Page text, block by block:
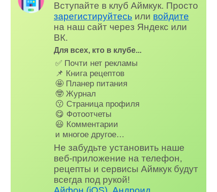
Вступайте в клуб Аймкук. Просто
зарегистируйтесь или войдите
на наш сайт через Яндекс или
ВК.
Для всех, кто в клубе...
✅ Почти нет рекламы
📌 Книга рецептов
🤩 Планер питания
🤓 Журнал
😗 Страница профиля
😋 Фотоотчеты
😃 Комментарии
и многое другое…
Не забудьте установить наше
веб-приложение на телефон,
рецепты и сервисы Аймкук будут
всегда под рукой!